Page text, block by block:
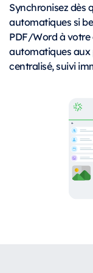
Synchronisez dès
automatiques si
PDF/Word à votre
automatiques aux
centralisé, suivi